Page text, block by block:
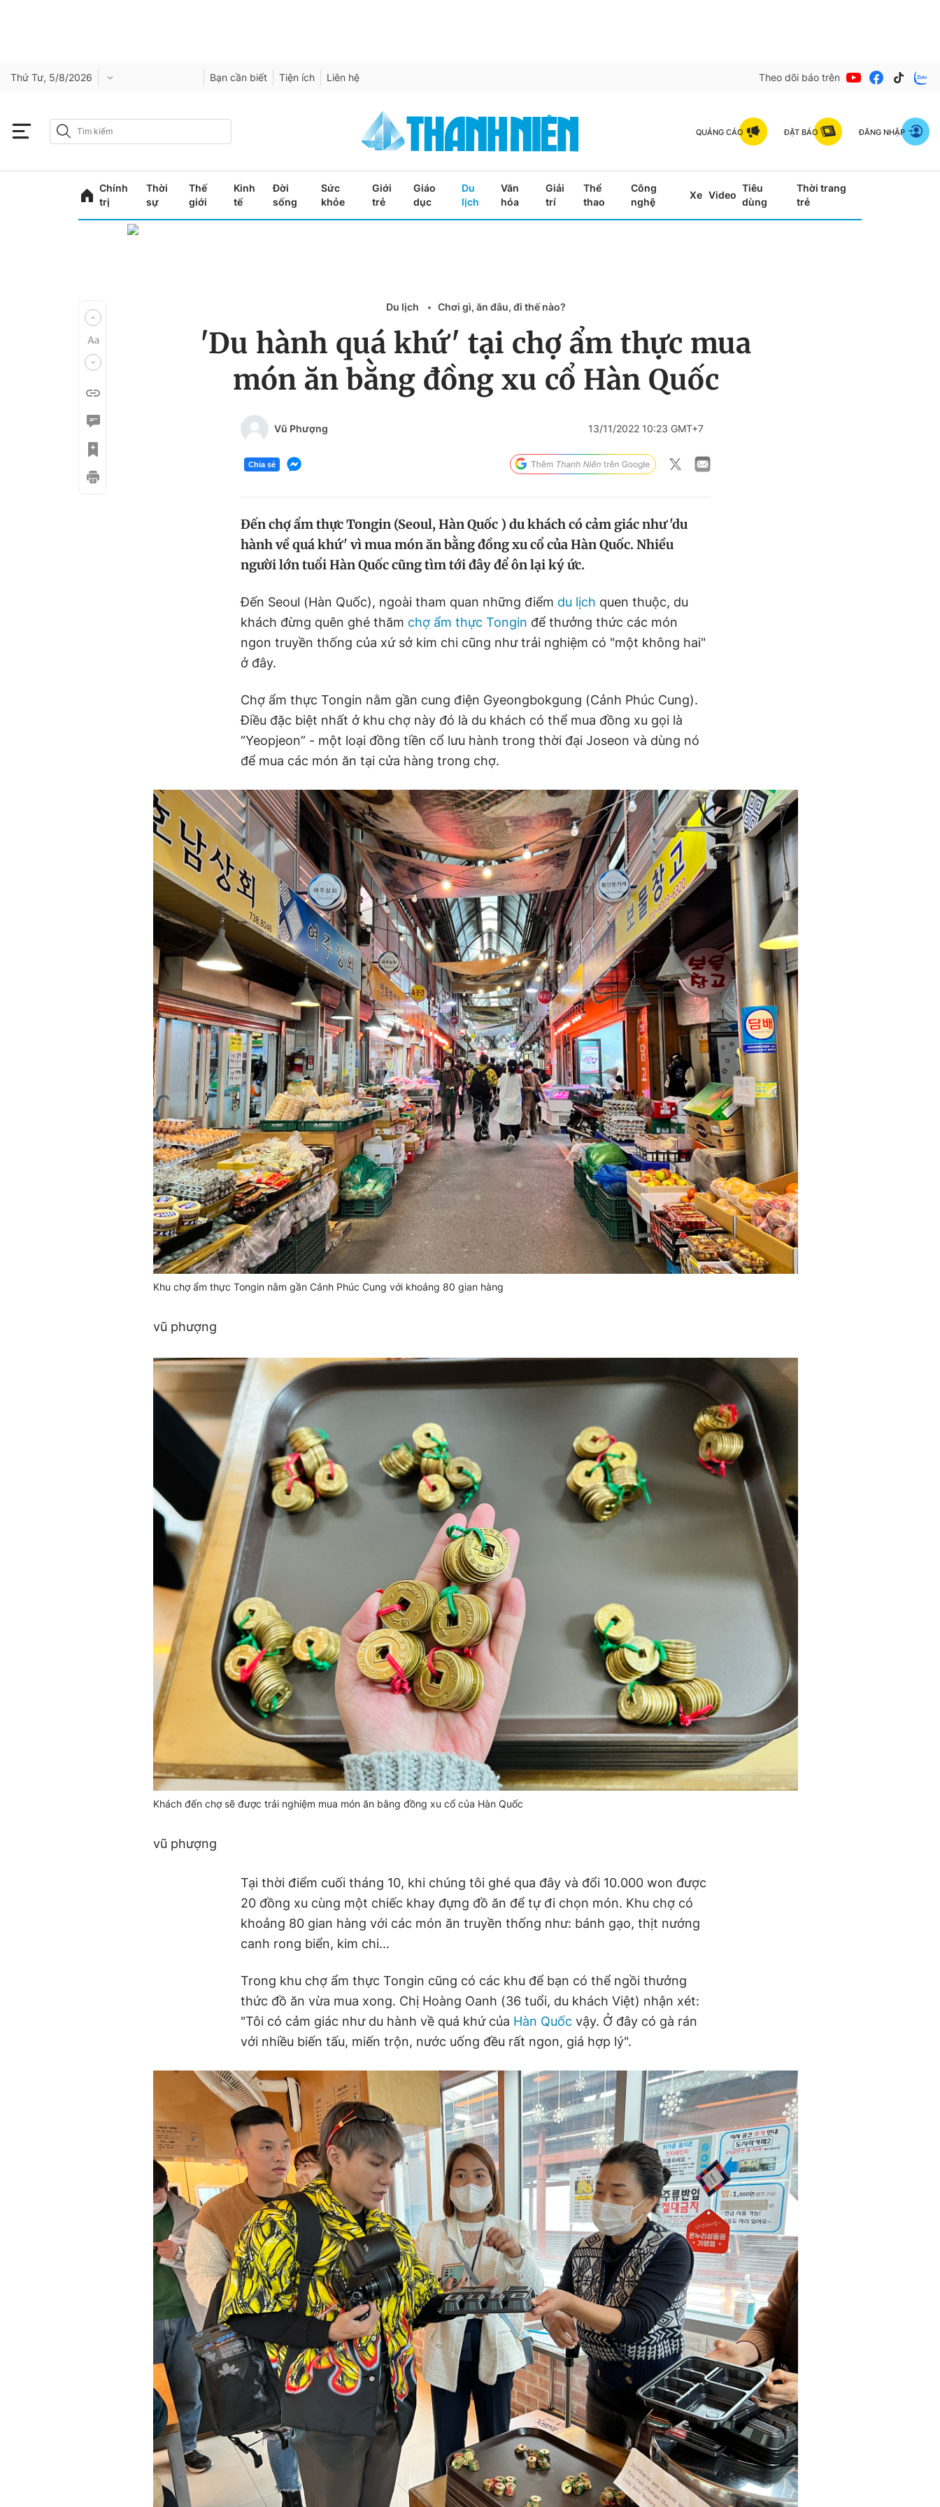
Thứ Tư, 5/8/2026 Bạn cần biết Tiện ích Liên hệ Theo dõi báo trên
QUẢNG CÁO ĐẶT BÁO ĐĂNG NHẬP
Chính
trị
Thời
sự
Thế
giới
Kinh
tế
Đời
sống
Sức
khỏe
Giới
trẻ
Giáo
dục
Du
lịch
Văn
hóa
Giải
trí
Thể
thao
Công
nghệ
Xe Video
Tiêu
dùng
Thời trang
trẻ
Du lịch Chơi gì, ăn đâu, đi thế nào?
'Du hành quá khứ' tại chợ ẩm thực mua
món ăn bằng đồng xu cổ Hàn Quốc
Vũ Phượng 13/11/2022 10:23 GMT+7
Chia sẻ
Đến chợ ẩm thực Tongin (Seoul, Hàn Quốc ) du khách có cảm giác như 'du
hành về quá khứ' vì mua món ăn bằng đồng xu cổ của Hàn Quốc. Nhiều
người lớn tuổi Hàn Quốc cũng tìm tới đây để ôn lại ký ức.
Đến Seoul (Hàn Quốc), ngoài tham quan những điểm du lịch quen thuộc, du
khách đừng quên ghé thăm chợ ẩm thực Tongin để thưởng thức các món
ngon truyền thống của xứ sở kim chi cũng như trải nghiệm có "một không hai"
ở đây.
Chợ ẩm thực Tongin nằm gần cung điện Gyeongbokgung (Cảnh Phúc Cung).
Điều đặc biệt nhất ở khu chợ này đó là du khách có thể mua đồng xu gọi là
“Yeopjeon” - một loại đồng tiền cổ lưu hành trong thời đại Joseon và dùng nó
để mua các món ăn tại cửa hàng trong chợ.
Khu chợ ẩm thực Tongin nằm gần Cảnh Phúc Cung với khoảng 80 gian hàng
vũ phượng
Khách đến chợ sẽ được trải nghiệm mua món ăn bằng đồng xu cổ của Hàn Quốc
vũ phượng
Tại thời điểm cuối tháng 10, khi chúng tôi ghé qua đây và đổi 10.000 won được
20 đồng xu cùng một chiếc khay đựng đồ ăn để tự đi chọn món. Khu chợ có
khoảng 80 gian hàng với các món ăn truyền thống như: bánh gạo, thịt nướng
canh rong biển, kim chi...
Trong khu chợ ẩm thực Tongin cũng có các khu để bạn có thể ngồi thưởng
thức đồ ăn vừa mua xong. Chị Hoàng Oanh (36 tuổi, du khách Việt) nhận xét:
"Tôi có cảm giác như du hành về quá khứ của Hàn Quốc vậy. Ở đây có gà rán
với nhiều biến tấu, miến trộn, nước uống đều rất ngon, giá hợp lý".